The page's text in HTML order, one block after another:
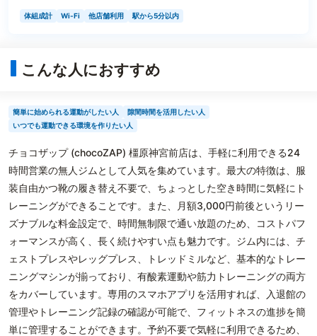
体組成計 Wi-Fi 他店舗利用 駅から5分以内
こんな人におすすめ
簡単に始められる運動がしたい人
隙間時間を活用したい人
いつでも運動できる環境を作りたい人
チョコザップ (chocoZAP) 橿原神宮前店は、手軽に利用できる24
時間営業の無人ジムとして人気を集めています。最大の特徴は、服
装自由かつ靴の履き替え不要で、ちょっとした空き時間に気軽にト
レーニングができることです。また、月額3,000円前後というリー
ズナブルな料金設定で、時間無制限で通い放題のため、コストパフ
ォーマンスが高く、長く続けやすい点も魅力です。ジム内には、チ
ェストプレスやレッグプレス、トレッドミルなど、基本的なトレー
ニングマシンが揃っており、有酸素運動や筋力トレーニングの両方
をカバーしています。専用のスマホアプリを活用すれば、入退館の
管理やトレーニング記録の確認が可能で、フィットネスの進捗を簡
単に管理することができます。予約不要で気軽に利用できるため、